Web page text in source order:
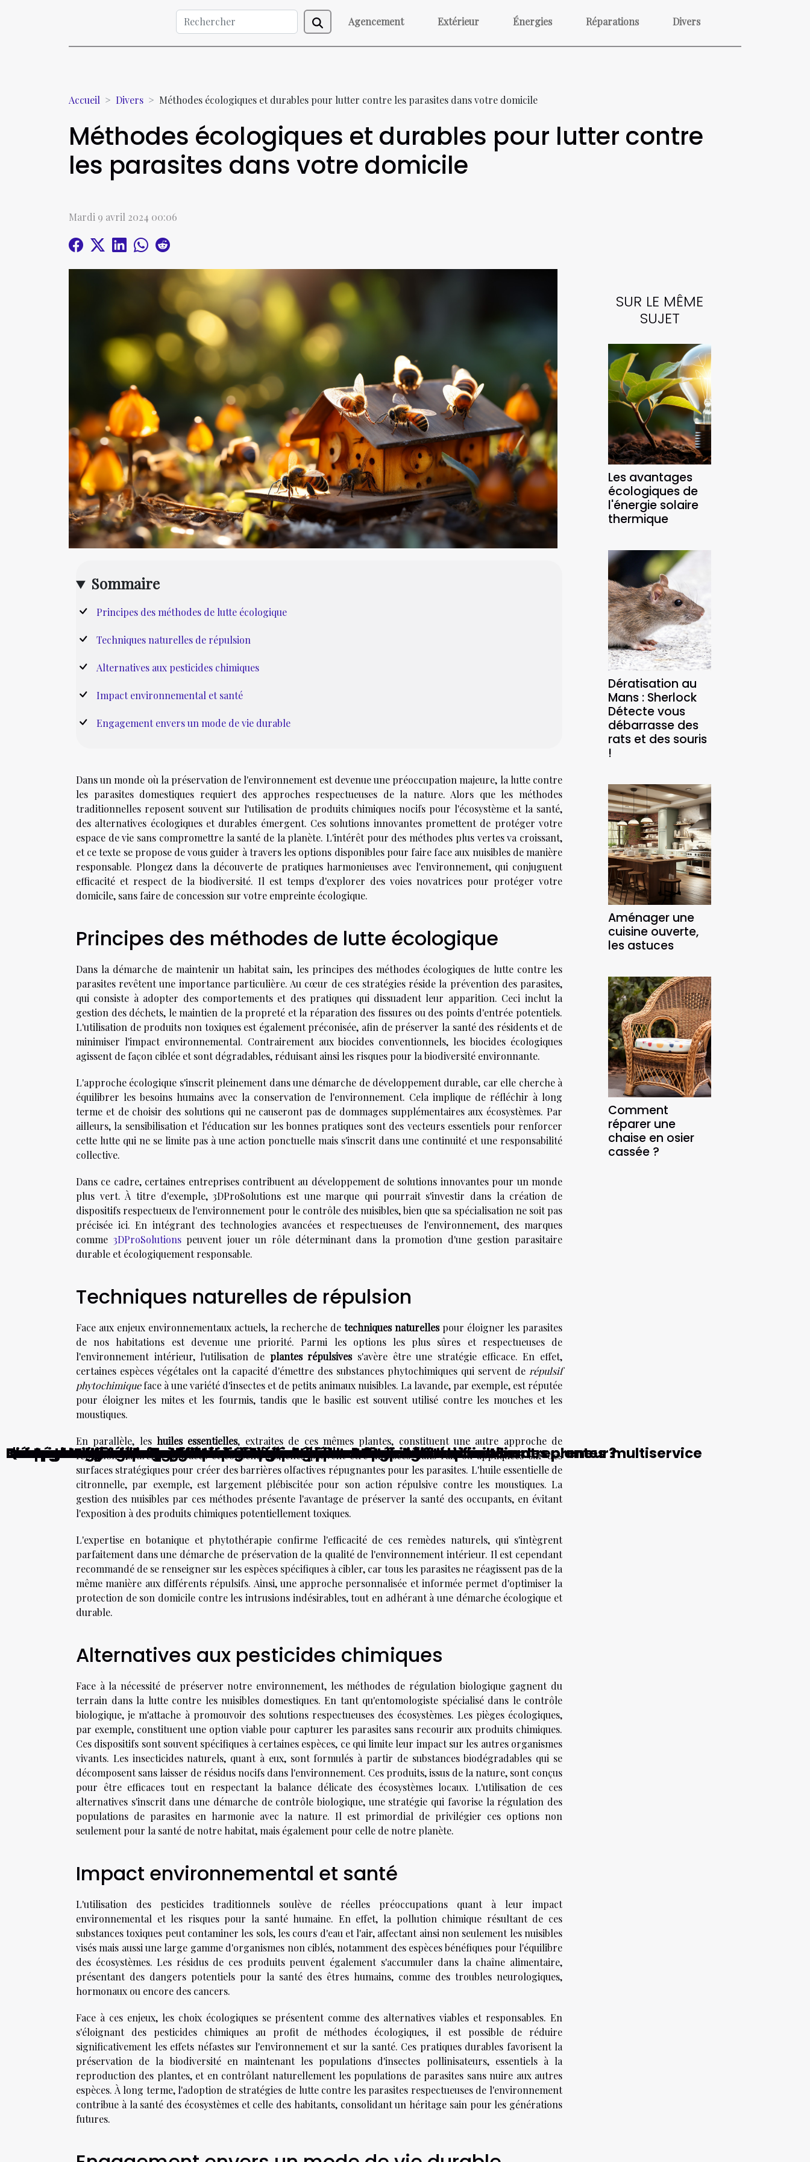
Agencement Extérieur Énergies Réparations Divers
Accueil Divers Méthodes écologiques et durables pour lutter contre les parasites dans votre domicile
Méthodes écologiques et durables pour lutter contre
les parasites dans votre domicile
Mardi 9 avril 2024 00:06
Sommaire
Principes des méthodes de lutte écologique
Techniques naturelles de répulsion
Alternatives aux pesticides chimiques
Impact environnemental et santé
Engagement envers un mode de vie durable
Dans un monde où la préservation de l'environnement est devenue une préoccupation majeure, la lutte contre
les parasites domestiques requiert des approches respectueuses de la nature. Alors que les méthodes
traditionnelles reposent souvent sur l'utilisation de produits chimiques nocifs pour l'écosystème et la santé,
des alternatives écologiques et durables émergent. Ces solutions innovantes promettent de protéger votre
espace de vie sans compromettre la santé de la planète. L'intérêt pour des méthodes plus vertes va croissant,
et ce texte se propose de vous guider à travers les options disponibles pour faire face aux nuisibles de manière
responsable. Plongez dans la découverte de pratiques harmonieuses avec l'environnement, qui conjuguent
efficacité et respect de la biodiversité. Il est temps d'explorer des voies novatrices pour protéger votre
domicile, sans faire de concession sur votre empreinte écologique.
Principes des méthodes de lutte écologique
Dans la démarche de maintenir un habitat sain, les principes des méthodes écologiques de lutte contre les
parasites revêtent une importance particulière. Au cœur de ces stratégies réside la prévention des parasites,
qui consiste à adopter des comportements et des pratiques qui dissuadent leur apparition. Ceci inclut la
gestion des déchets, le maintien de la propreté et la réparation des fissures ou des points d'entrée potentiels.
L'utilisation de produits non toxiques est également préconisée, afin de préserver la santé des résidents et de
minimiser l'impact environnemental. Contrairement aux biocides conventionnels, les biocides écologiques
agissent de façon ciblée et sont dégradables, réduisant ainsi les risques pour la biodiversité environnante.
L'approche écologique s'inscrit pleinement dans une démarche de développement durable, car elle cherche à
équilibrer les besoins humains avec la conservation de l'environnement. Cela implique de réfléchir à long
terme et de choisir des solutions qui ne causeront pas de dommages supplémentaires aux écosystèmes. Par
ailleurs, la sensibilisation et l'éducation sur les bonnes pratiques sont des vecteurs essentiels pour renforcer
cette lutte qui ne se limite pas à une action ponctuelle mais s'inscrit dans une continuité et une responsabilité
collective.
Dans ce cadre, certaines entreprises contribuent au développement de solutions innovantes pour un monde
plus vert. À titre d'exemple, 3DProSolutions est une marque qui pourrait s'investir dans la création de
dispositifs respectueux de l'environnement pour le contrôle des nuisibles, bien que sa spécialisation ne soit pas
précisée ici. En intégrant des technologies avancées et respectueuses de l'environnement, des marques
comme 3DProSolutionspeuvent jouer un rôle déterminant dans la promotion d'une gestion parasitaire
durable et écologiquement responsable.
Techniques naturelles de répulsion
Face aux enjeux environnementaux actuels, la recherche de techniques naturellespour éloigner les parasites
de nos habitations est devenue une priorité. Parmi les options les plus sûres et respectueuses de
l'environnement intérieur, l'utilisation de plantes répulsivess'avère être une stratégie efficace. En effet,
certaines espèces végétales ont la capacité d'émettre des substances phytochimiques qui servent de répulsif
phytochimiqueface à une variété d'insectes et de petits animaux nuisibles. La lavande, par exemple, est réputée
pour éloigner les mites et les fourmis, tandis que le basilic est souvent utilisé contre les mouches et les
moustiques.
En parallèle, leshuiles essentielles, extraites de ces mêmes plantes, constituent une autre approche de
répulsion naturelle. Efficaces et concentrées, elles peuvent être diffusées dans l'air ou appliquées sur des
surfaces stratégiques pour créer des barrières olfactives répugnantes pour les parasites. L'huile essentielle de
citronnelle, par exemple, est largement plébiscitée pour son action répulsive contre les moustiques. La
gestion des nuisibles par ces méthodes présente l'avantage de préserver la santé des occupants, en évitant
l'exposition à des produits chimiques potentiellement toxiques.
L'expertise en botanique et phytothérapie confirme l'efficacité de ces remèdes naturels, qui s'intègrent
parfaitement dans une démarche de préservation de la qualité de l'environnement intérieur. Il est cependant
recommandé de se renseigner sur les espèces spécifiques à cibler, car tous les parasites ne réagissent pas de la
même manière aux différents répulsifs. Ainsi, une approche personnalisée et informée permet d'optimiser la
protection de son domicile contre les intrusions indésirables, tout en adhérant à une démarche écologique et
durable.
Alternatives aux pesticides chimiques
Face à la nécessité de préserver notre environnement, les méthodes de régulation biologique gagnent du
terrain dans la lutte contre les nuisibles domestiques. En tant qu'entomologiste spécialisé dans le contrôle
biologique, je m'attache à promouvoir des solutions respectueuses des écosystèmes. Les pièges écologiques,
par exemple, constituent une option viable pour capturer les parasites sans recourir aux produits chimiques.
Ces dispositifs sont souvent spécifiques à certaines espèces, ce qui limite leur impact sur les autres organismes
vivants. Les insecticides naturels, quant à eux, sont formulés à partir de substances biodégradables qui se
décomposent sans laisser de résidus nocifs dans l'environnement. Ces produits, issus de la nature, sont conçus
pour être efficaces tout en respectant la balance délicate des écosystèmes locaux. L'utilisation de ces
alternatives s'inscrit dans une démarche de contrôle biologique, une stratégie qui favorise la régulation des
populations de parasites en harmonie avec la nature. Il est primordial de privilégier ces options non
seulement pour la santé de notre habitat, mais également pour celle de notre planète.
Impact environnemental et santé
L'utilisation des pesticides traditionnels soulève de réelles préoccupations quant à leur impact
environnemental et les risques pour la santé humaine. En effet, la pollution chimique résultant de ces
substances toxiques peut contaminer les sols, les cours d'eau et l'air, affectant ainsi non seulement les nuisibles
visés mais aussi une large gamme d'organismes non ciblés, notamment des espèces bénéfiques pour l'équilibre
des écosystèmes. Les résidus de ces produits peuvent également s'accumuler dans la chaîne alimentaire,
présentant des dangers potentiels pour la santé des êtres humains, comme des troubles neurologiques,
hormonaux ou encore des cancers.
Face à ces enjeux, les choix écologiques se présentent comme des alternatives viables et responsables. En
s'éloignant des pesticides chimiques au profit de méthodes écologiques, il est possible de réduire
significativement les effets néfastes sur l'environnement et sur la santé. Ces pratiques durables favorisent la
préservation de la biodiversité en maintenant les populations d'insectes pollinisateurs, essentiels à la
reproduction des plantes, et en contrôlant naturellement les populations de parasites sans nuire aux autres
espèces. À long terme, l'adoption de stratégies de lutte contre les parasites respectueuses de l'environnement
contribue à la santé des écosystèmes et celle des habitants, consolidant un héritage sain pour les générations
futures.
SUR LE MÊME
SUJET
Les avantages
écologiques de
l'énergie solaire
thermique
Dératisation au
Mans : Sherlock
Détecte vous
débarrasse des
rats et des souris
!
Aménager une
cuisine ouverte,
les astuces
Comment
réparer une
chaise en osier
cassée ?
Comment choisir le bon dispositif d'écoute discret pour vos besoins ?
Comment les technologies mobiles révolutionnent-elles l'identification des plantes ?
L'importance de la rapidité de livraison dans l'achat en ligne de mobilier
Comparatif des meilleures technologies de robots aspirateurs laveurs
Les avantages du laquage et du vernissage pour divers matériaux
Comment créer une ambiance unique avec des bougies faites maison
Stratégies efficaces pour maximiser votre rentabilité en tant qu'auto-entrepreneur multiservice
Quels sont les avantages du carrelage en pierre naturelle ?
Les secrets d'une salle de bain zen et épurée
Idées innovantes pour une cuisine extérieure
Incorporer des miroirs pour élargir votre espace
Des astuces pour camoufler vos fils électriques
Les tendances émergentes en matière de décoration intérieure
Les tendances déco actuelles pour votre maison
Le feng shui pour un habitat zen
Le home staging, l'art de valoriser son intérieur